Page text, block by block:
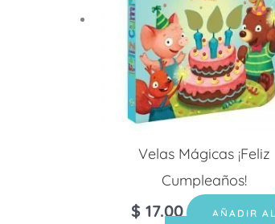
Velas Mágicas ¡Feliz
Cumpleaños!
$ 17.00
AÑADIR AL